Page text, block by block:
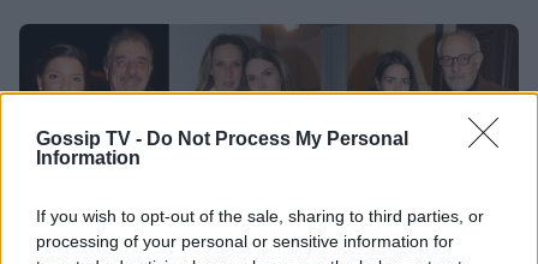
Gossip TV - Do Not Process My Personal
Information
If you wish to opt-out of the sale, sharing to third parties, or
processing of your personal or sensitive information for